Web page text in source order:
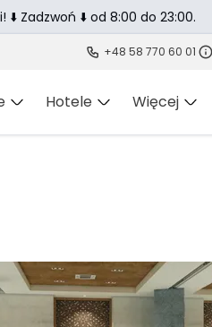
+48 58 770 60 01
Hotele Więcej
Zadzwoń ⬇️ od 8:00 do 23:00.